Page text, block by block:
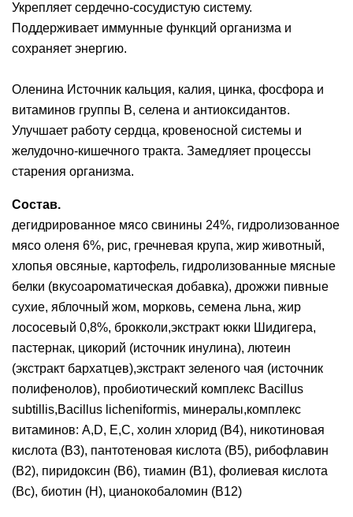
Укрепляет сердечно-сосудистую систему.
Поддерживает иммунные функций организма и
сохраняет энергию.
Оленина Источник кальция, калия, цинка, фосфора и
витаминов группы В, селена и антиоксидантов.
Улучшает работу сердца, кровеносной системы и
желудочно-кишечного тракта. Замедляет процессы
старения организма.
Состав.
дегидрированное мясо свинины 24%, гидролизованное
мясо оленя 6%, рис, гречневая крупа, жир животный,
хлопья овсяные, картофель, гидролизованные мясные
белки (вкусоароматическая добавка), дрожжи пивные
сухие, яблочный жом, морковь, семена льна, жир
лососевый 0,8%, брокколи,экстракт юкки Шидигера,
пастернак, цикорий (источник инулина), лютеин
(экстракт бархатцев),экстракт зеленого чая (источник
полифенолов), пробиотический комплекс Bacillus
subtillis,Bacillus licheniformis, минералы,комплекс
витаминов: А,D, Е,С, холин хлорид (В4), никотиновая
кислота (В3), пантотеновая кислота (В5), рибофлавин
(В2), пиридоксин (В6), тиамин (В1), фолиевая кислота
(Вс), биотин (Н), цианокобаломин (В12)